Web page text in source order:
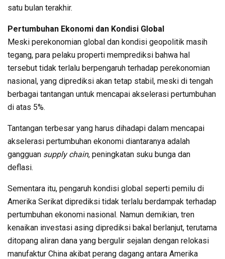
satu bulan terakhir.
Pertumbuhan Ekonomi dan Kondisi Global
Meski perekonomian global dan kondisi geopolitik masih
tegang, para pelaku properti memprediksi bahwa hal
tersebut tidak terlalu berpengaruh terhadap perekonomian
nasional, yang diprediksi akan tetap stabil, meski di tengah
berbagai tantangan untuk mencapai akselerasi pertumbuhan
di atas 5%.
Tantangan terbesar yang harus dihadapi dalam mencapai
akselerasi pertumbuhan ekonomi diantaranya adalah
gangguan supply chain, peningkatan suku bunga dan
deflasi.
Sementara itu, pengaruh kondisi global seperti pemilu di
Amerika Serikat diprediksi tidak terlalu berdampak terhadap
pertumbuhan ekonomi nasional. Namun demikian, tren
kenaikan investasi asing diprediksi bakal berlanjut, terutama
ditopang aliran dana yang bergulir sejalan dengan relokasi
manufaktur China akibat perang dagang antara Amerika